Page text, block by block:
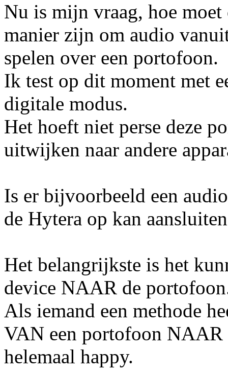
Nu is mijn vraag, hoe
manier zijn om audio
spelen over een portofoon.
Ik test op dit moment met
digitale modus.
Het hoeft niet perse deze
uitwijken naar andere
Is er bijvoorbeeld een
de Hytera op kan
Het belangrijkste is het
device NAAR de
Als iemand een methode
VAN een portofoon NAAR
helemaal happy.